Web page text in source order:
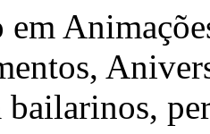
em
bailarinos,